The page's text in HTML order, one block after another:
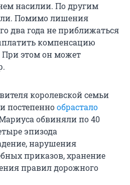
насилии. По другим
Помимо лишения
два года не приближаться
компенсацию
этом он может
королевской семьи
постепеннообрастало
обвиняли по 40
эпизода
нарушения
приказов, хранение
правил дорожного